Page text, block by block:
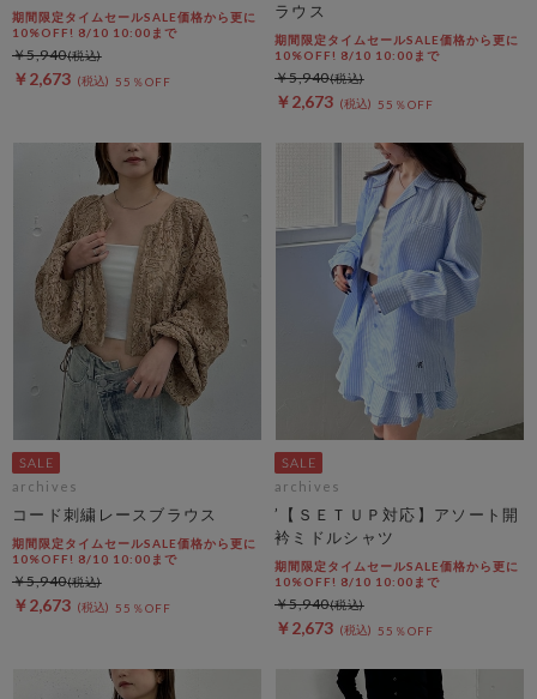
期間限定タイムセールSALE価格から更に
10%OFF! 8/10 10:00まで
￥2,673 55％OFF
￥5,940
ラウス
期間限定タイムセールSALE価格から更に
10%OFF! 8/10 10:00まで
￥2,673 55％OFF
￥5,940
archives
コード刺繍レースブラウス
期間限定タイムセールSALE価格から更に
10%OFF! 8/10 10:00まで
￥2,673 55％OFF
￥5,940
archives
’【ＳＥＴＵＰ対応】アソート開
衿ミドルシャツ
期間限定タイムセールSALE価格から更に
10%OFF! 8/10 10:00まで
￥2,673 55％OFF
￥5,940